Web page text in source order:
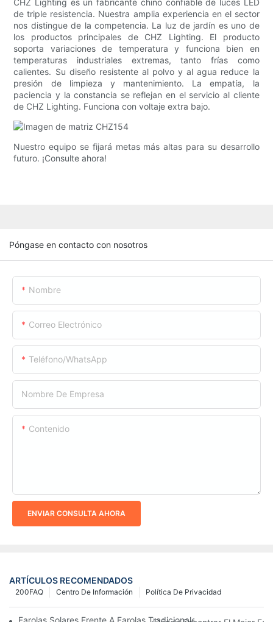
CHZ Lighting es un fabricante chino confiable de luces LED
de triple resistencia. Nuestra amplia experiencia en el sector
nos distingue de la competencia. La luz de jardín es uno de
los productos principales de CHZ Lighting. El producto
soporta variaciones de temperatura y funciona bien en
temperaturas industriales extremas, tanto frías como
calientes. Su diseño resistente al polvo y al agua reduce la
presión de limpieza y mantenimiento. La empatía, la
paciencia y la constancia se reflejan en el servicio al cliente
de CHZ Lighting. Funciona con voltaje extra bajo.
Nuestro equipo se fijará metas más altas para su desarrollo
futuro. ¡Consulte ahora!
Póngase en contacto con nosotros
Nombre
Correo Electrónico
Teléfono/WhatsApp
Nombre De Empresa
Contenido
ENVIAR CONSULTA AHORA
ARTÍCULOS RECOMENDADOS
Política De Privacidad
Centro De Información
200FAQ